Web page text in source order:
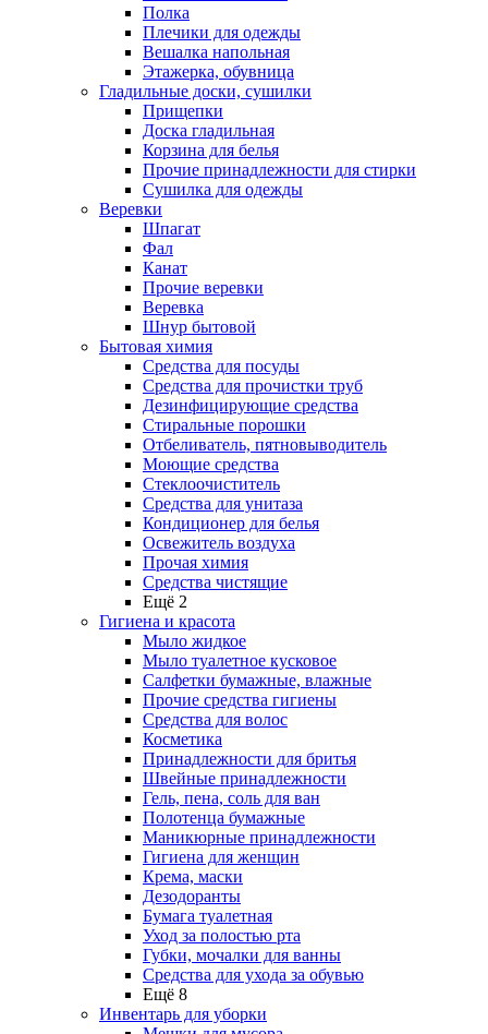
Полка
Плечики для одежды
Вешалка напольная
Этажерка, обувница
Гладильные доски, сушилки
Прищепки
Доска гладильная
Корзина для белья
Прочие принадлежности для стирки
Сушилка для одежды
Веревки
Шпагат
Фал
Канат
Прочие веревки
Веревка
Шнур бытовой
Бытовая химия
Средства для посуды
Средства для прочистки труб
Дезинфицирующие средства
Стиральные порошки
Отбеливатель, пятновыводитель
Моющие средства
Стеклоочиститель
Средства для унитаза
Кондиционер для белья
Освежитель воздуха
Прочая химия
Средства чистящие
Ещё 2
Гигиена и красота
Мыло жидкое
Мыло туалетное кусковое
Салфетки бумажные, влажные
Прочие средства гигиены
Средства для волос
Косметика
Принадлежности для бритья
Швейные принадлежности
Гель, пена, соль для ван
Полотенца бумажные
Маникюрные принадлежности
Гигиена для женщин
Крема, маски
Дезодоранты
Бумага туалетная
Уход за полостью рта
Губки, мочалки для ванны
Средства для ухода за обувью
Ещё 8
Инвентарь для уборки